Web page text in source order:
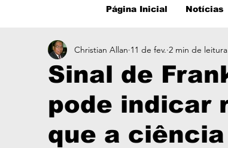
Página Inicial Notícias
Sinal de
pode indicar
que a
Christian Allan 11 de fev. 2 min de leitura